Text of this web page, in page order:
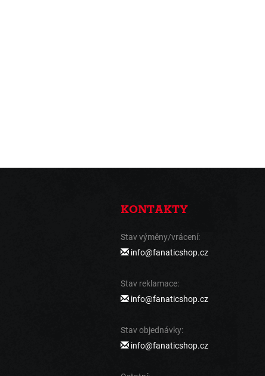
KONTAKTY
Stav výměny/vrácení:
info@fanaticshop.cz
Stav reklamace:
info@fanaticshop.cz
Stav objednávky:
info@fanaticshop.cz